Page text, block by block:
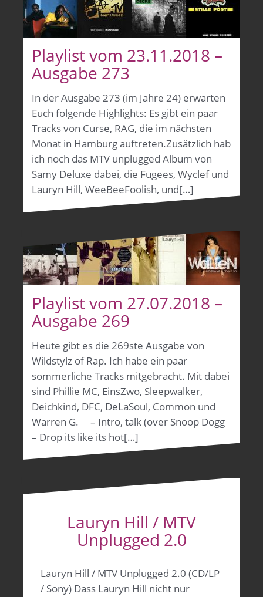
Playlist vom 23.11.2018 –
Ausgabe 273
In der Ausgabe 273 (im Jahre 24) erwarten
Euch folgende Highlights: Es gibt ein paar
Tracks von Curse, RAG, die im nächsten
Monat in Hamburg auftreten.Zusätzlich hab
ich noch das MTV unplugged Album von
Samy Deluxe dabei, die Fugees, Wyclef und
Lauryn Hill, WeeBeeFoolish, und[…]
Playlist vom 27.07.2018 –
Ausgabe 269
Heute gibt es die 269ste Ausgabe von
Wildstylz of Rap. Ich habe ein paar
sommerliche Tracks mitgebracht. Mit dabei
sind Phillie MC, EinsZwo, Sleepwalker,
Deichkind, DFC, DeLaSoul, Common und
Warren G. – Intro, talk (over Snoop Dogg
– Drop its like its hot[…]
Lauryn Hill / MTV
Unplugged 2.0
Lauryn Hill / MTV Unplugged 2.0 (CD/LP
/ Sony) Dass Lauryn Hill nicht nur